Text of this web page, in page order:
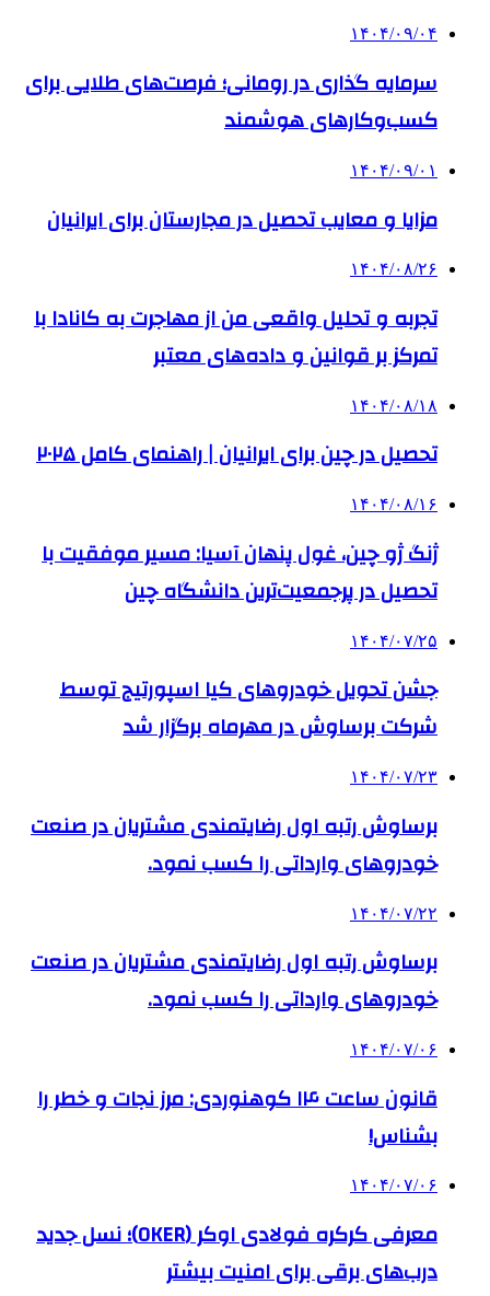
۱۴۰۴/۰۹/۰۴
سرمایه گذاری در رومانی؛ فرصت‌های طلایی برای
کسب‌وکارهای هوشمند
۱۴۰۴/۰۹/۰۱
مزایا و معایب تحصیل در مجارستان برای ایرانیان
۱۴۰۴/۰۸/۲۶
تجربه و تحلیل واقعی من از مهاجرت به کانادا با
تمرکز بر قوانین و داده‌های معتبر
۱۴۰۴/۰۸/۱۸
تحصیل در چین برای ایرانیان | راهنمای کامل ۲۰۲۵
۱۴۰۴/۰۸/۱۶
ژنگ ژو چین، غول پنهان آسیا: مسیر موفقیت با
تحصیل در پرجمعیت‌ترین دانشگاه چین
۱۴۰۴/۰۷/۲۵
جشن تحویل خودروهای کیا اسپورتیج توسط
شرکت برساوش در مهرماه برگزار شد
۱۴۰۴/۰۷/۲۳
برساوش رتبه اول رضایتمندی مشتریان در صنعت
خودروهای وارداتی را کسب نمود.
۱۴۰۴/۰۷/۲۲
برساوش رتبه اول رضایتمندی مشتریان در صنعت
خودروهای وارداتی را کسب نمود.
۱۴۰۴/۰۷/۰۶
قانون ساعت ۱۴ کوهنوردی: مرز نجات و خطر را
بشناس!
۱۴۰۴/۰۷/۰۶
معرفی کرکره فولادی اوکر (OKER)؛ نسل جدید
درب‌های برقی برای امنیت بیشتر